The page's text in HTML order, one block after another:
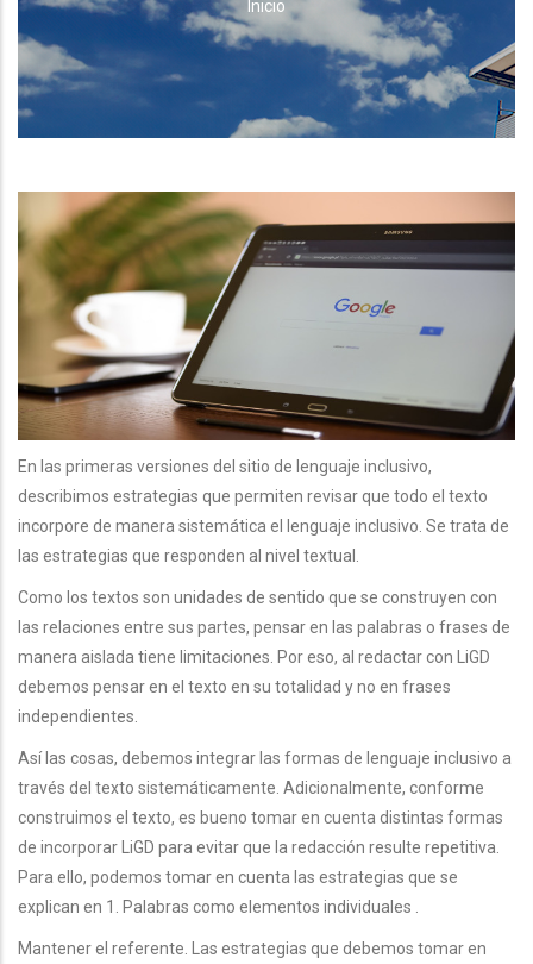
RUTA
DE
NAVEGACIÓN
Inicio
En las primeras versiones del sitio de lenguaje inclusivo,
describimos estrategias que permiten revisar que todo el texto
incorpore de manera sistemática el lenguaje inclusivo. Se trata de
las estrategias que responden al nivel textual.
Como los textos son unidades de sentido que se construyen con
las relaciones entre sus partes, pensar en las palabras o frases de
manera aislada tiene limitaciones. Por eso, al redactar con LiGD
debemos pensar en el texto en su totalidad y no en frases
independientes.
Así las cosas, debemos integrar las formas de lenguaje inclusivo a
través del texto sistemáticamente. Adicionalmente, conforme
construimos el texto, es bueno tomar en cuenta distintas formas
de incorporar LiGD para evitar que la redacción resulte repetitiva.
Para ello, podemos tomar en cuenta las estrategias que se
explican en 1. Palabras como elementos individuales .
Mantener el referente. Las estrategias que debemos tomar en